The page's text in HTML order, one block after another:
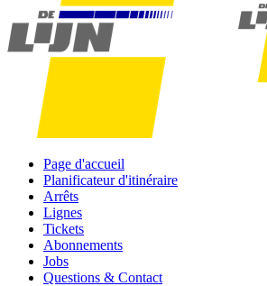
Page d'accueil
Planificateur d'itinéraire
Arrêts
Lignes
Tickets
Abonnements
Jobs
Questions & Contact